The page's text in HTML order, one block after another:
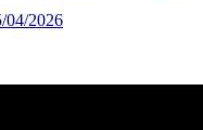
04/2026